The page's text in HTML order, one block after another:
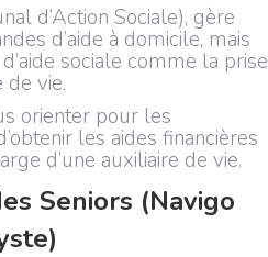
d’Action Sociale), gère
d’aide à domicile, mais
sociale comme la prise
de vie.
orienter pour les
les aides financières
d’une auxiliaire de vie.
Seniors (Navigo